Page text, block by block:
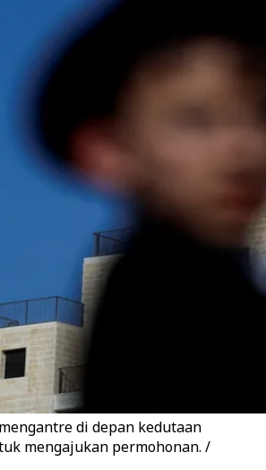
di depan kedutaan
mengajukan permohonan. /